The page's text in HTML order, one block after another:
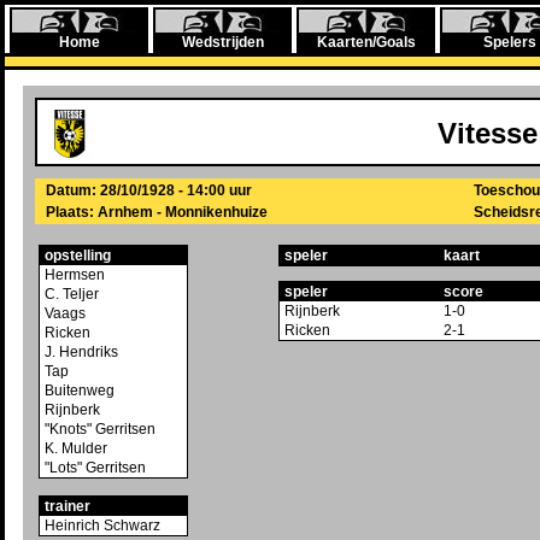
Home Wedstrijden Kaarten/Goals Spelers
Vitesse
Datum: 28/10/1928 - 14:00 uur
Plaats: Arnhem - Monnikenhuize
opstelling
Hermsen
C. Teljer
Vaags
Ricken
J. Hendriks
Tap
Buitenweg
Rijnberk
"Knots" Gerritsen
K. Mulder
"Lots" Gerritsen
trainer
Heinrich Schwarz
speler kaart
speler
score
Rijnberk
1-0
Ricken
2-1